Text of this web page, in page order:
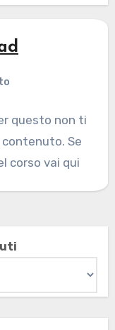
questo non ti
Se
corso vai qui